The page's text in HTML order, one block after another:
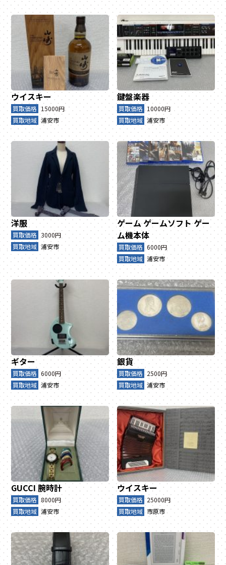
ウイスキー
買取価格 15000円
買取地域 浦安市
鍵盤楽器
買取価格 10000円
買取地域 浦安市
洋服
買取価格 3000円
買取地域 浦安市
ゲーム ゲームソフト ゲー
ム機本体
買取価格 6000円
買取地域 浦安市
ギター
買取価格 6000円
買取地域 浦安市
銀貨
買取価格 2500円
買取地域 浦安市
GUCCI 腕時計
買取価格 8000円
買取地域 浦安市
ウイスキー
買取価格 25000円
買取地域 市原市